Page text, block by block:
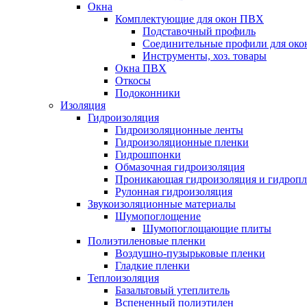
Окна
Комплектующие для окон ПВХ
Подставочный профиль
Соединительные профили для
Инструменты, хоз. товары
Окна ПВХ
Откосы
Подоконники
Изоляция
Гидроизоляция
Гидроизоляционные ленты
Гидроизоляционные пленки
Гидрошпонки
Обмазочная гидроизоляция
Проникающая гидроизоляция и
Рулонная гидроизоляция
Звукоизоляционные материалы
Шумопоглощение
Шумопоглощающие плиты
Полиэтиленовые пленки
Воздушно-пузырьковые пленки
Гладкие пленки
Теплоизоляция
Базальтовый утеплитель
Вспененный полиэтилен